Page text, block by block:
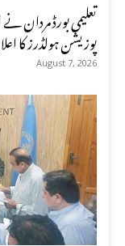
پوزیشن ہولڈرز کا
August 7, 2026